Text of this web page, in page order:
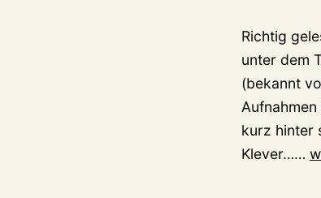
Richtig
unter dem
(bekannt
kurz hinter
Klever……